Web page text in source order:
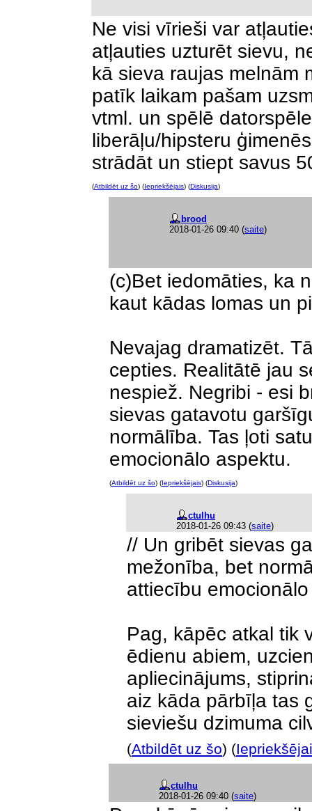
Ne visi vīrieši var
atļauties uzturēt sievu,
kā sieva raujas melnām
patīk laikam pašam
vtml. un spēlē
liberāļu/hipsteru
strādāt un stiept savus
(Atbildēt uz šo) (Iepriekšējais) (Diskusija)
brood
2018-01-26 09:40 (saite)
(c)Bet iedomāties, ka
kaut kādas lomas un
Nevajag dramatizēt.
cepties. Realitātē jau
nespiež. Negribi - esi
sievas gatavotu
normālība. Tas ļoti
emocionālo aspektu.
(Atbildēt uz šo) (Iepriekšējais) (Diskusija)
ctulhu
2018-01-26 09:43 (saite)
// Un gribēt sievas
mežonība, bet
attiecību
Pag, kāpēc atkal tik
ēdienu abiem,
apliecinājums,
aiz kāda pārbīļa tas
sieviešu dzimuma
(Atbildēt uz šo) (
ctulhu
2018-01-26 09:40 (saite)